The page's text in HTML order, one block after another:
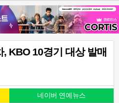
KBO 10경기 대상 발매
네이버 연예뉴스